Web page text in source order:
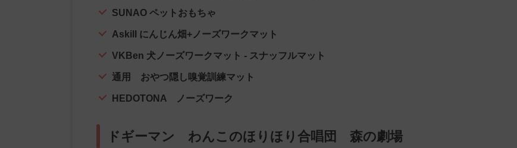
SUNAO ペットおもちゃ
Askill にんじん畑+ノーズワークマット
VKBen 犬ノーズワークマット - スナッフルマット
通用 おやつ隠し嗅覚訓練マット
HEDOTONA ノーズワーク
ドギーマン わんこのほりほり合唱団 森の劇場